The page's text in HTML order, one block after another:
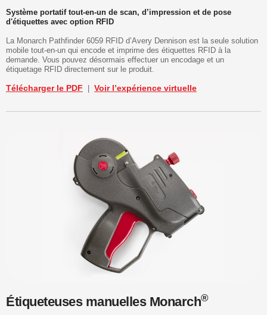
Système portatif tout-en-un de scan, d’impression et de pose
d'étiquettes avec option RFID
La Monarch Pathfinder 6059 RFID d’Avery Dennison est la seule solution
mobile tout-en-un qui encode et imprime des étiquettes RFID à la
demande. Vous pouvez désormais effectuer un encodage et un
étiquetage RFID directement sur le produit.
Télécharger le PDF Voir l’expérience virtuelle
Étiqueteuses manuelles Monarch®